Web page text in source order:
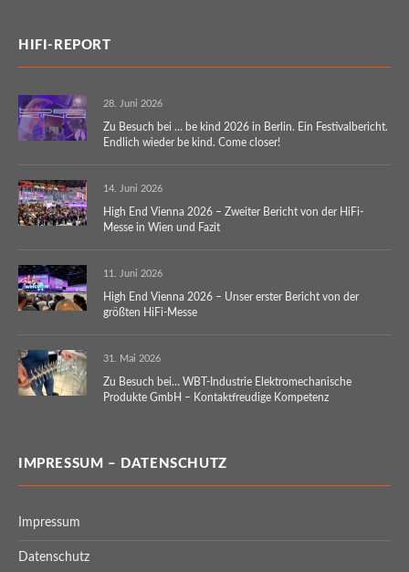
HIFI-REPORT
28. Juni 2026
Zu Besuch bei … be kind 2026 in Berlin. Ein Festivalbericht.
Endlich wieder be kind. Come closer!
14. Juni 2026
High End Vienna 2026 – Zweiter Bericht von der HiFi-
Messe in Wien und Fazit
11. Juni 2026
High End Vienna 2026 – Unser erster Bericht von der
größten HiFi-Messe
31. Mai 2026
Zu Besuch bei… WBT-Industrie Elektromechanische
Produkte GmbH – Kontaktfreudige Kompetenz
IMPRESSUM – DATENSCHUTZ
Impressum
Datenschutz